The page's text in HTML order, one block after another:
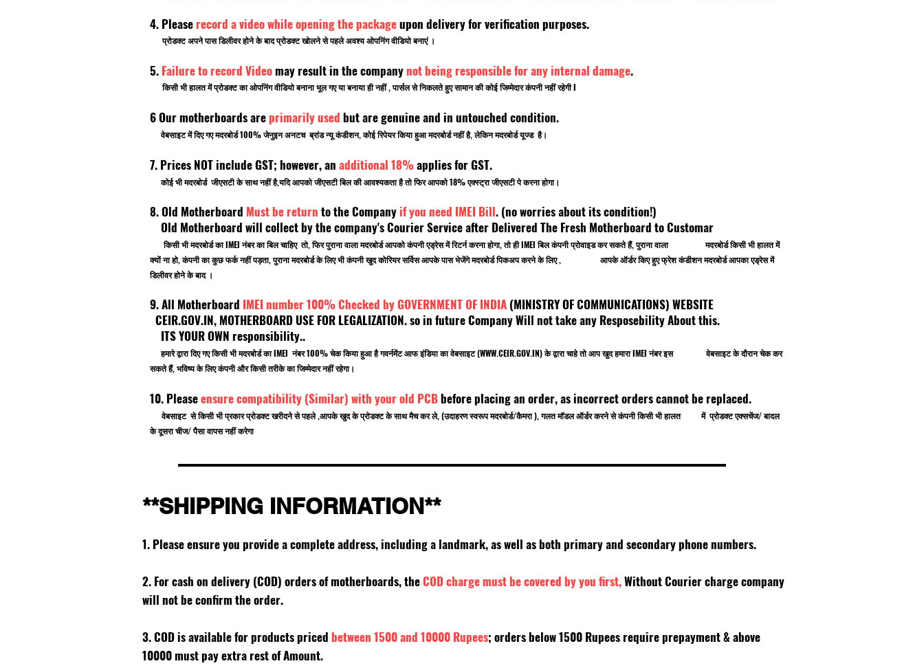
4. Please record a video while opening the packageupon delivery for verification purposes.
प्रोडक्ट अपने पास डिलीवर होने के बाद प्रोडक्ट खोलने से पहले अवश्य ओपनिंग वीडियो बनाएं ।
5. Failure to record Videomay result in the companynot being responsible for any internal damage.
किसी भी हालत में प्रोडक्ट का ओपनिंग वीडियो बनाना भूल गए या बनाया ही नहीं , पार्सल से निकलते हुए सामान की कोई जिम्मेदार कंपनी नहीं रहेगी I
6 Our motherboards areprimarily used but are genuine and in untouched condition.
वेबसाइट में दिए गए मदरबोर्ड 100% जेनुइन अनटच ब्रांड न्यू कंडीशन, कोई रिपेयर किया हुआ मदरबोर्ड नहीं है, लेकिन मदरबोर्ड यूज्ड है।
7. Prices NOT include GST; however, an additional 18%applies for GST.
कोई भी मदरबोर्ड जीएसटी के साथ नहीं है,यदि आपको जीएसटी बिल की आवश्यकता है तो फिर आपको 18% एक्स्ट्रा जीएसटी पे करना होगा।
8. Old Motherboard Must be return to the Companyif you need IMEI Bill. (no worries about its condition!)
Old Motherboard will collect by the company's Courier Service after Delivered The Fresh Motherboard to Customar
किसी भी मदरबोर्ड का IMEI नंबर का बिल चाहिए तो, फिर पुराना वाला मदरबोर्ड आपको कंपनी एड्रेस में रिटर्न करना होगा, तो ही IMEI बिल कंपनी प्रोवाइड कर सकते हैं, पुराना वाला मदरबोर्ड किसी भी हालत में
क्यों ना हो, कंपनी का कुछ फर्क नहीं पड़ता, पुराना मदरबोर्ड के लिए भी कंपनी खुद कोरियर सर्विस आपके पास भेजेंगे मदरबोर्ड पिकअप करने के लिए , आपके ऑर्डर किए हुए फ्रेश कंडीशन मदरबोर्ड आपका एड्रेस में
डिलीवर होने के बाद ।
9. All Motherboard IMEI number 100% Checked by GOVERNMENT OF INDIA (MINISTRY OF COMMUNICATIONS) WEBSITE
CEIR.GOV.IN, MOTHERBOARD USE FOR LEGALIZATION. so in future Company Will not take any Resposebility About this.
ITS YOUR OWN responsibility..
हमारे द्वारा दिए गए किसी भी मदरबोर्ड का IMEI नंबर 100% चेक किया हुआ है गवर्नमेंट आफ इंडिया का वेबसाइट (WWW.CEIR.GOV.IN) के द्वारा चाहे तो आप खुद हमारा IMEI नंबर इस वेबसाइट के दौरान चेक कर
सकते हैं, भविष्य के लिए कंपनी और किसी तरीके का जिम्मेदार नहीं रहेगा।
10. Pleaseensure compatibility (Similar) with your old PCBbefore placing an order, as incorrect orders cannot be replaced.
वेबसाइट से किसी भी प्रकार प्रोडक्ट खरीदने से पहले ,आपके खुद के प्रोडक्ट के साथ मैच कर ले, (उदाहरण स्वरूप मदरबोर्ड/कैमरा ), गलत मॉडल ऑर्डर करने से कंपनी किसी भी हालत में प्रोडक्ट एक्सचेंज/ बादल
के दूसरा चीज/ पैसा वापस नहीं करेगा
**SHIPPING INFORMATION**
1. Please ensure you provide a complete address, including a landmark, as well as both primary and secondary phone numbers.
2. For cash on delivery (COD) orders of motherboards, theCOD charge must be covered by you first,Without Courier charge company
will not be confirm the order.
3. COD is available for products priced between 1500 and 10000 Rupees; orders below 1500 Rupees require prepayment & above
10000 must pay extra rest of Amount.